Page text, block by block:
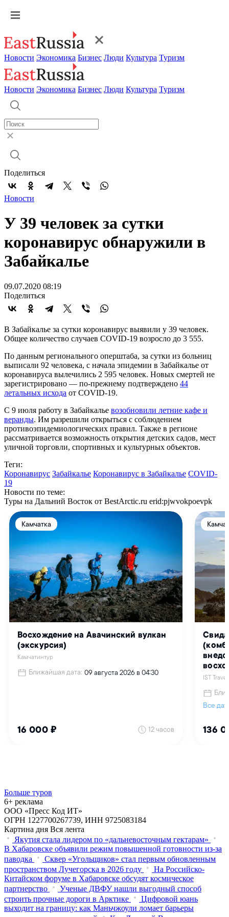
Новости Экономика Бизнес Люди Культура Туризм
Новости Экономика Бизнес Люди Культура Туризм
Поделиться
Новости
У 39 человек за сутки
коронавирус обнаружили в
Забайкалье
09.07.2020 08:19
Поделиться
В Забайкалье за сутки коронавирус выявили у 39 человек.
Общее количество случаев COVID-19 возросло до 3 555.
По данным регионального оперштаба, за сутки из больниц
выписали 92 человека, с начала эпидемии в Забайкалье от
коронавируса вылечились 2 595 человек. Новых смертей не
зарегистрировано — по-прежнему подтверждено 44
летальных исхода от COVID-19.
С 9 июля работу в Забайкалье возобновили летние кафе и
веранды. Им разрешили открыться с соблюдением
противоэпидемиологических правил. Также в регионе
рассматривается возможность открытия детских садов, мест
уличной торговли, спортивных и культурных объектов.
Теги:
Коронавирус Забайкалье Коронавирус в Забайкалье СOVID-
19
Новости по теме:
Туры на Дальний Восток от BestArctic.ru erid:pjwvokpoevpk
Больше туров
6+ реклама
ООО «Пресс Код ИТ»
ОГРН 1227700267739, ИНН 9725083184
Картина дня Вся лента
Якутия стала лидером по «дальневосточным гектарам»
В Хабаровске объявили режим повышенной готовности из‑за
паводка
Сквер «Угольщиков» стал первым обновленным
пространством Лучегорска в 2026 году
На Российско-
Китайском форуме в Хабаровске обсудят космическое
партнерство
Ученые ДВФУ нашли выгодный способ
строить прочные дороги в Арктике
Цифровой юань
выходит на границу: как Маньчжоули ломает барьеры